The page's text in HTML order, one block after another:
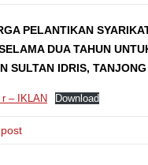
PELANTIKAN
DUA TAHUN
SULTAN IDRIS,
– IKLAN Download